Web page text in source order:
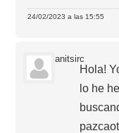
24/02/2023 a las 15:55
anitsirc
Hola!
lo he